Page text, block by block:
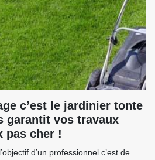
c’est le jardinier tonte
garantit vos travaux
pas cher !
d’un professionnel c’est de